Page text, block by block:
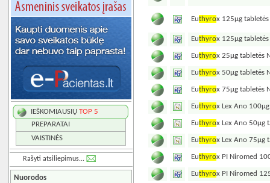
IEŠKOMIAUSIŲ TOP 5
PREPARATAI
VAISTINĖS
Rašyti atsiliepimus...
Nuorodos
Euthyrox 125µg
Euthyrox 125µg
Euthyrox 25µg tabletės
Euthyrox 50µg tabletės
Euthyrox 75µg tabletės
Euthyrox Lex Ano
Euthyrox Lex Ano 50µg
Euthyrox Lex Ano 75µg
Euthyrox PI Niromed
Euthyrox PI Niromed